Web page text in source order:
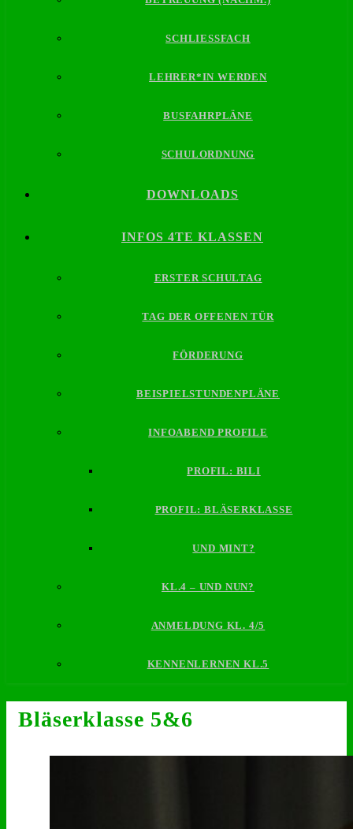
SCHLIESSFACH
LEHRER*IN WERDEN
BUSFAHRPLÄNE
SCHULORDNUNG
DOWNLOADS
INFOS 4TE KLASSEN
ERSTER SCHULTAG
TAG DER OFFENEN TÜR
FÖRDERUNG
BEISPIELSTUNDENPLÄNE
INFOABEND PROFILE
PROFIL: BILI
PROFIL: BLÄSERKLASSE
UND MINT?
KL.4 – UND NUN?
ANMELDUNG KL. 4/5
KENNENLERNEN KL.5
Bläserklasse 5&6